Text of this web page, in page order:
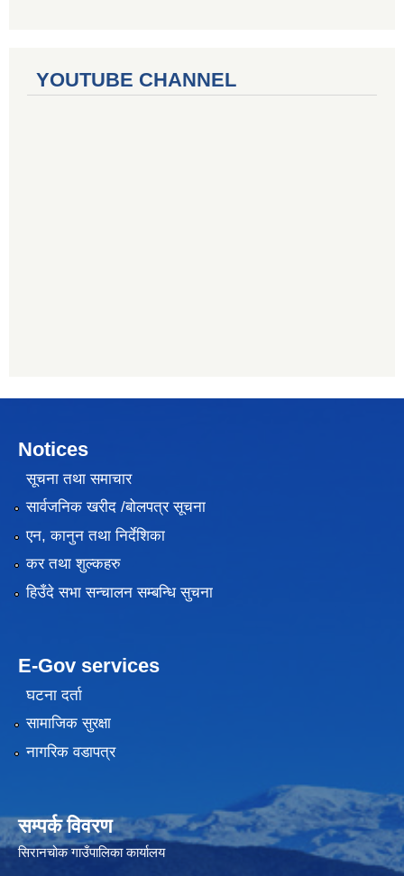
YOUTUBE CHANNEL
Notices
सूचना तथा समाचार
सार्वजनिक खरीद /बोलपत्र सूचना
एन, कानुन तथा निर्देशिका
कर तथा शुल्कहरु
हिउँदे सभा सन्चालन सम्बन्धि सुचना
E-Gov services
घटना दर्ता
सामाजिक सुरक्षा
नागरिक वडापत्र
सम्पर्क विवरण
सिरानचोक गाउँपालिका कार्यालय